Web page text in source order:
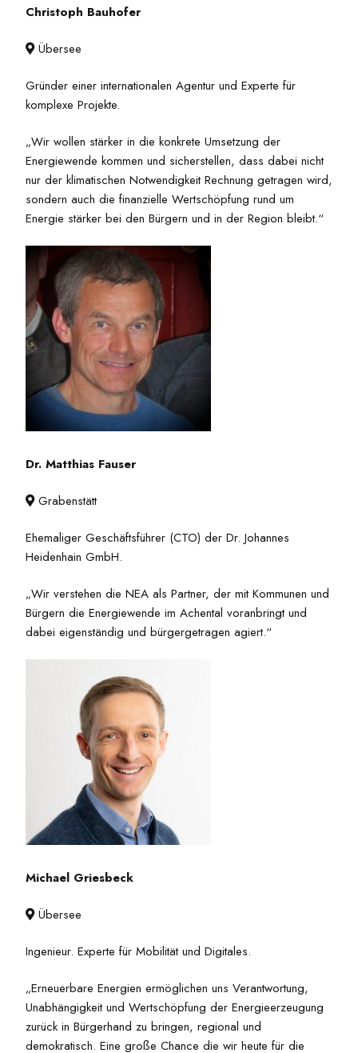
Christoph Bauhofer
Übersee
Gründer einer internationalen Agentur und Experte für
komplexe Projekte.
„Wir wollen stärker in die konkrete Umsetzung der
Energiewende kommen und sicherstellen, dass dabei nicht
nur der klimatischen Notwendigkeit Rechnung getragen wird,
sondern auch die finanzielle Wertschöpfung rund um
Energie stärker bei den Bürgern und in der Region bleibt.“
Dr. Matthias Fauser
Grabenstätt
Ehemaliger Geschäftsführer (CTO) der Dr. Johannes
Heidenhain GmbH.
„Wir verstehen die NEA als Partner, der mit Kommunen und
Bürgern die Energiewende im Achental voranbringt und
dabei eigenständig und bürgergetragen agiert.“
Michael Griesbeck
Übersee
Ingenieur. Experte für Mobilität und Digitales.
„Erneuerbare Energien ermöglichen uns Verantwortung,
Unabhängigkeit und Wertschöpfung der Energieerzeugung
zurück in Bürgerhand zu bringen, regional und
demokratisch. Eine große Chance die wir heute für die